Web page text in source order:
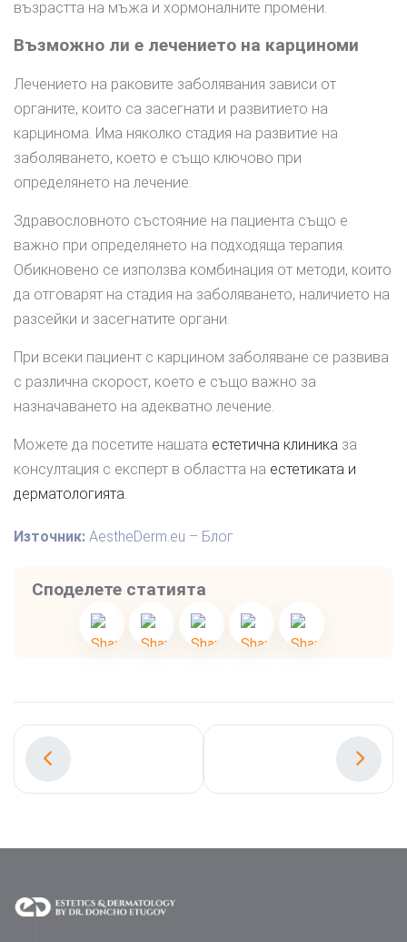
възрастта на мъжа и хормоналните промени.
Възможно ли е лечението на карциноми
Лечението на раковите заболявания зависи от
органите, които са засегнати и развитието на
карцинома. Има няколко стадия на развитие на
заболяването, което е също ключово при
определянето на лечение.
Здравословното състояние на пациента също е
важно при определянето на подходяща терапия.
Обикновено се използва комбинация от методи, които
да отговарят на стадия на заболяването, наличието на
разсейки и засегнатите органи.
При всеки пациент с карцином заболяване се развива
с различна скорост, което е също важно за
назначаването на адекватно лечение.
Можете да посетите нашата естетична клиника за
консултация с експерт в областта на естетиката и
дерматологията.
Източник: AestheDerm.eu – Блог
Споделете статията